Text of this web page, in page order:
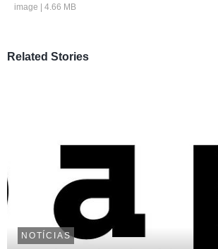
image 4.66 MB
Related Stories
NOTÍCIAS